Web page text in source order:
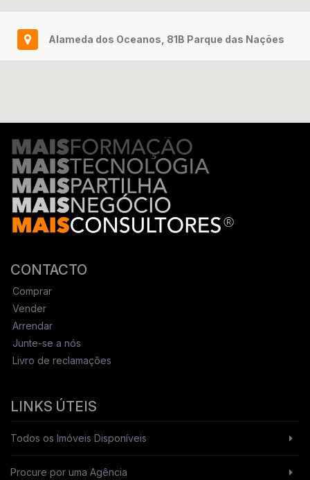
Alameda dos Oceanos, 81B Parque das Nações
CONTACTO
Comprar
Vender
Arrendar
Junte-se a nós
Livro de reclamações
LINKS ÚTEIS
Todos os Imóveis Disponíveis
Procure por uma Agência